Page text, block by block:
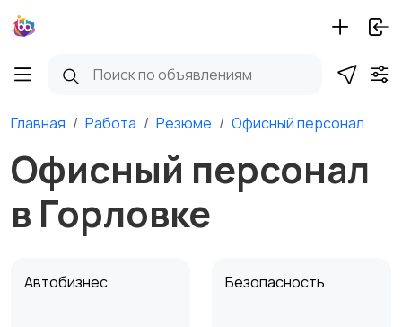
Главная Работа Резюме Офисный персонал
Офисный персонал
в Горловке
Автобизнес Безопасность